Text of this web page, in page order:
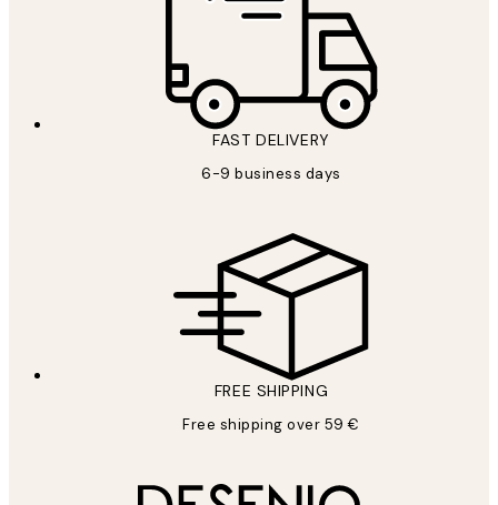
FAST DELIVERY
6-9 business days
FREE SHIPPING
Free shipping over 59 €